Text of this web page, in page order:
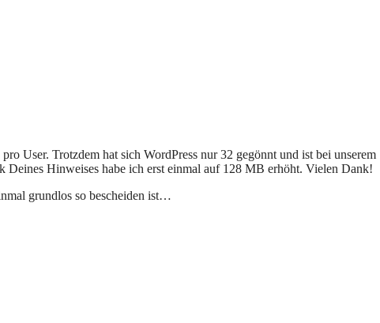
User. Trotzdem hat sich WordPress nur 32 gegönnt und ist bei unserem
Deines Hinweises habe ich erst einmal auf 128 MB erhöht. Vielen Dank!
grundlos so bescheiden ist…